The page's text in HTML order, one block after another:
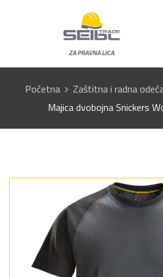
Početna Zaštitna i radna
Majica dvobojna Snickers